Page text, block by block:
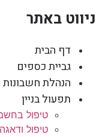
ניווט באתר
דף הבית
גביית כספים
הנהלת חשבונות
תפעול בניין
טיפול
טיפול